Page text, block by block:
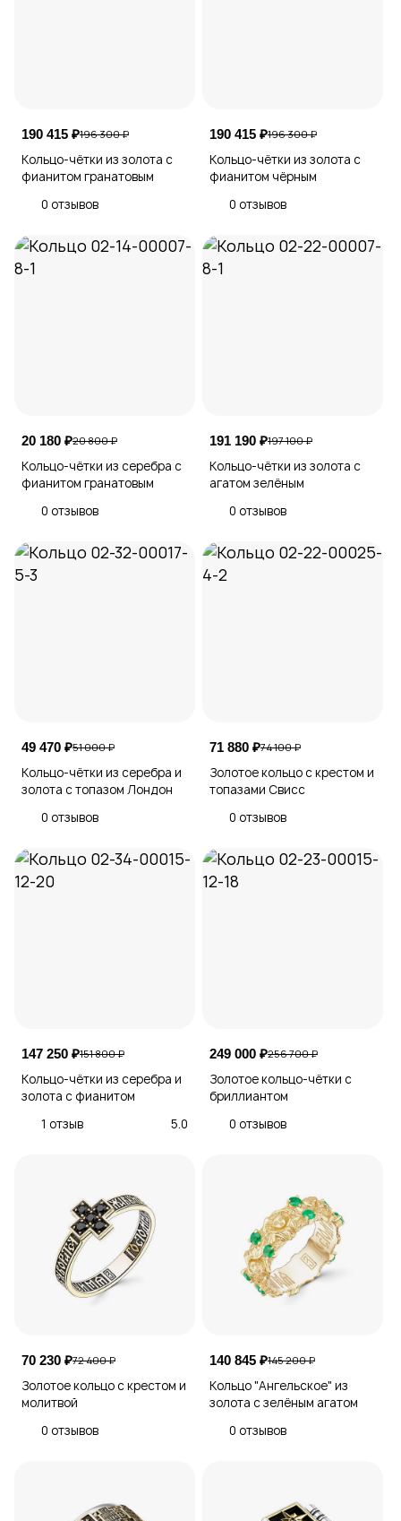
190 415 ₽196 300 ₽
Кольцо-чётки из золота с
фианитом гранатовым
0 отзывов
190 415 ₽196 300 ₽
Кольцо-чётки из золота с
фианитом чёрным
0 отзывов
20 180 ₽20 800 ₽
Кольцо-чётки из серебра с
фианитом гранатовым
0 отзывов
191 190 ₽197 100 ₽
Кольцо-чётки из золота с
агатом зелёным
0 отзывов
49 470 ₽51 000 ₽
Кольцо-чётки из серебра и
золота с топазом Лондон
0 отзывов
71 880 ₽74 100 ₽
Золотое кольцо с крестом и
топазами Свисс
0 отзывов
147 250 ₽151 800 ₽
Кольцо-чётки из серебра и
золота с фианитом
1 отзыв
5.0
249 000 ₽256 700 ₽
Золотое кольцо-чётки с
бриллиантом
0 отзывов
70 230 ₽72 400 ₽
Золотое кольцо с крестом и
молитвой
0 отзывов
140 845 ₽145 200 ₽
Кольцо "Ангельское" из
золота с зелёным агатом
0 отзывов